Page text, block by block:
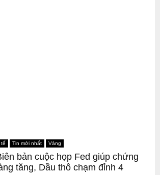
tế Tin mới nhất Vàng
bản cuộc họp Fed giúp chứng
tăng, Dầu thô chạm đỉnh 4